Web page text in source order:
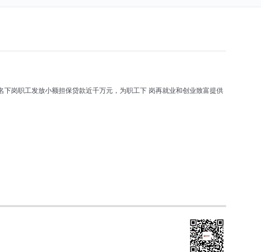
岗职工发放小额担保贷款近千万元，为职工下 岗再就业和创业致富提供